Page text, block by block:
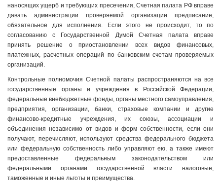
наносящих ущерб и требующих пресечения, Счетная палата РФ вправе
давать администрации проверяемой организации предписание,
обязательное для исполнения. Если этого не происходит, то по
согласованию с Государственной Думой Счетная палата вправе
принять решение о приостановлении всех видов финансовых,
платежных, расчетных операций по банковским счетам проверяемых
организаций.
Контрольные полномочия Счетной палаты распространяются на все
государственные органы и учреждения в Российской Федерации,
федеральные внебюджетные фонды, органы местного самоуправления,
предприятия, организации, банки, страховые компании и другие
финансово-кредитные учреждения, их союзы, ассоциации и
объединения независимо от видов и форм собственности, если они
получают, перечисляют, используют средства федерального бюджета
или федеральную собственность либо управляют ею, а также имеют
предоставленные федеральным законодательством или
федеральными органами государственной власти налоговые,
таможенные и иные льготы и преимущества.